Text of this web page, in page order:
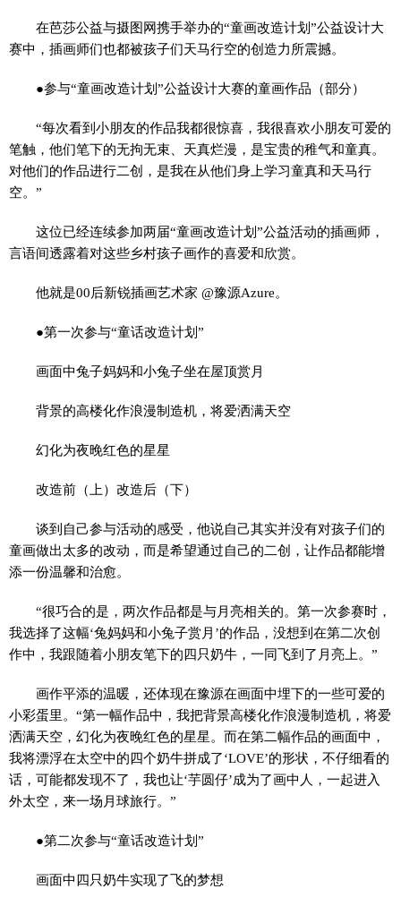
在芭莎公益与摄图网携手举办的“童画改造计划”公益设计大
赛中，插画师们也都被孩子们天马行空的创造力所震撼。
●参与“童画改造计划”公益设计大赛的童画作品（部分）
“每次看到小朋友的作品我都很惊喜，我很喜欢小朋友可爱的
笔触，他们笔下的无拘无束、天真烂漫，是宝贵的稚气和童真。
对他们的作品进行二创，是我在从他们身上学习童真和天马行
空。”
这位已经连续参加两届“童画改造计划”公益活动的插画师，
言语间透露着对这些乡村孩子画作的喜爱和欣赏。
他就是00后新锐插画艺术家 @豫源Azure。
●第一次参与“童话改造计划”
画面中兔子妈妈和小兔子坐在屋顶赏月
背景的高楼化作浪漫制造机，将爱洒满天空
幻化为夜晚红色的星星
改造前（上）改造后（下）
谈到自己参与活动的感受，他说自己其实并没有对孩子们的
童画做出太多的改动，而是希望通过自己的二创，让作品都能增
添一份温馨和治愈。
“很巧合的是，两次作品都是与月亮相关的。第一次参赛时，
我选择了这幅‘兔妈妈和小兔子赏月’的作品，没想到在第二次创
作中，我跟随着小朋友笔下的四只奶牛，一同飞到了月亮上。”
画作平添的温暖，还体现在豫源在画面中埋下的一些可爱的
小彩蛋里。“第一幅作品中，我把背景高楼化作浪漫制造机，将爱
洒满天空，幻化为夜晚红色的星星。而在第二幅作品的画面中，
我将漂浮在太空中的四个奶牛拼成了‘LOVE’的形状，不仔细看的
话，可能都发现不了，我也让‘芋圆仔’成为了画中人，一起进入
外太空，来一场月球旅行。”
●第二次参与“童话改造计划”
画面中四只奶牛实现了飞的梦想